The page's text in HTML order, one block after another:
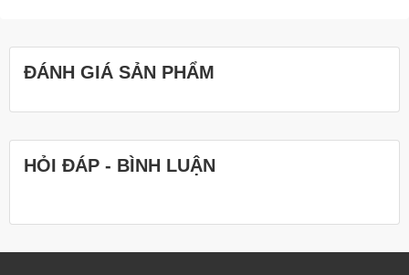
ĐÁNH GIÁ SẢN PHẨM
HỎI ĐÁP - BÌNH LUẬN